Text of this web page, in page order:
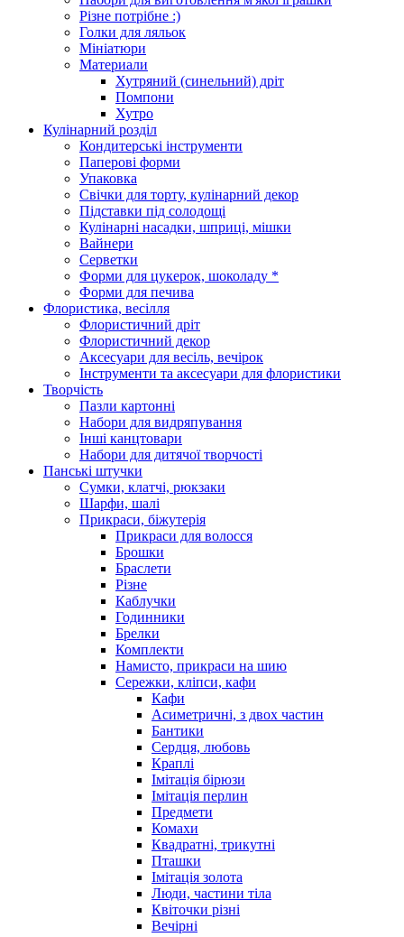
Різне потрібне :)
Голки для ляльок
Мініатюри
Материали
Хутряний (синельний) дріт
Помпони
Хутро
Кулінарний розділ
Кондитерські інструменти
Паперові форми
Упаковка
Свічки для торту, кулінарний декор
Підставки під солодощі
Кулінарні насадки, шприці, мішки
Вайнери
Серветки
Форми для цукерок, шоколаду *
Форми для печива
Флористика, весілля
Флористичний дріт
Флористичний декор
Аксесуари для весіль, вечірок
Інструменти та аксесуари для флористики
Творчість
Пазли картонні
Набори для видряпування
Інші канцтовари
Набори для дитячої творчості
Панські штучки
Сумки, клатчі, рюкзаки
Шарфи, шалі
Прикраси, біжутерія
Прикраси для волосся
Брошки
Браслети
Різне
Каблучки
Годинники
Брелки
Комплекти
Намисто, прикраси на шию
Сережки, кліпси, кафи
Кафи
Асиметричні, з двох частин
Бантики
Сердця, любовь
Краплі
Імітація бірюзи
Імітація перлин
Предмети
Комахи
Квадратні, трикутні
Пташки
Імітація золота
Люди, частини тіла
Квіточки різні
Вечірні